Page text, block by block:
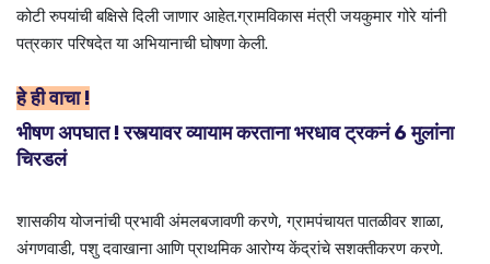
कोटी रुपयांची बक्षिसे दिली जाणार आहेत.ग्रामविकास मंत्री जयकुमार गोरे यांनी
पत्रकार परिषदेत या अभियानाची घोषणा केली.
हे ही वाचा !
भीषण अपघात ! रस्त्यावर व्यायाम करताना भरधाव ट्रकनं 6 मुलांना
चिरडलं
शासकीय योजनांची प्रभावी अंमलबजावणी करणे, ग्रामपंचायत पातळीवर शाळा,
अंगणवाडी, पशु दवाखाना आणि प्राथमिक आरोग्य केंद्रांचे सशक्तीकरण करणे.